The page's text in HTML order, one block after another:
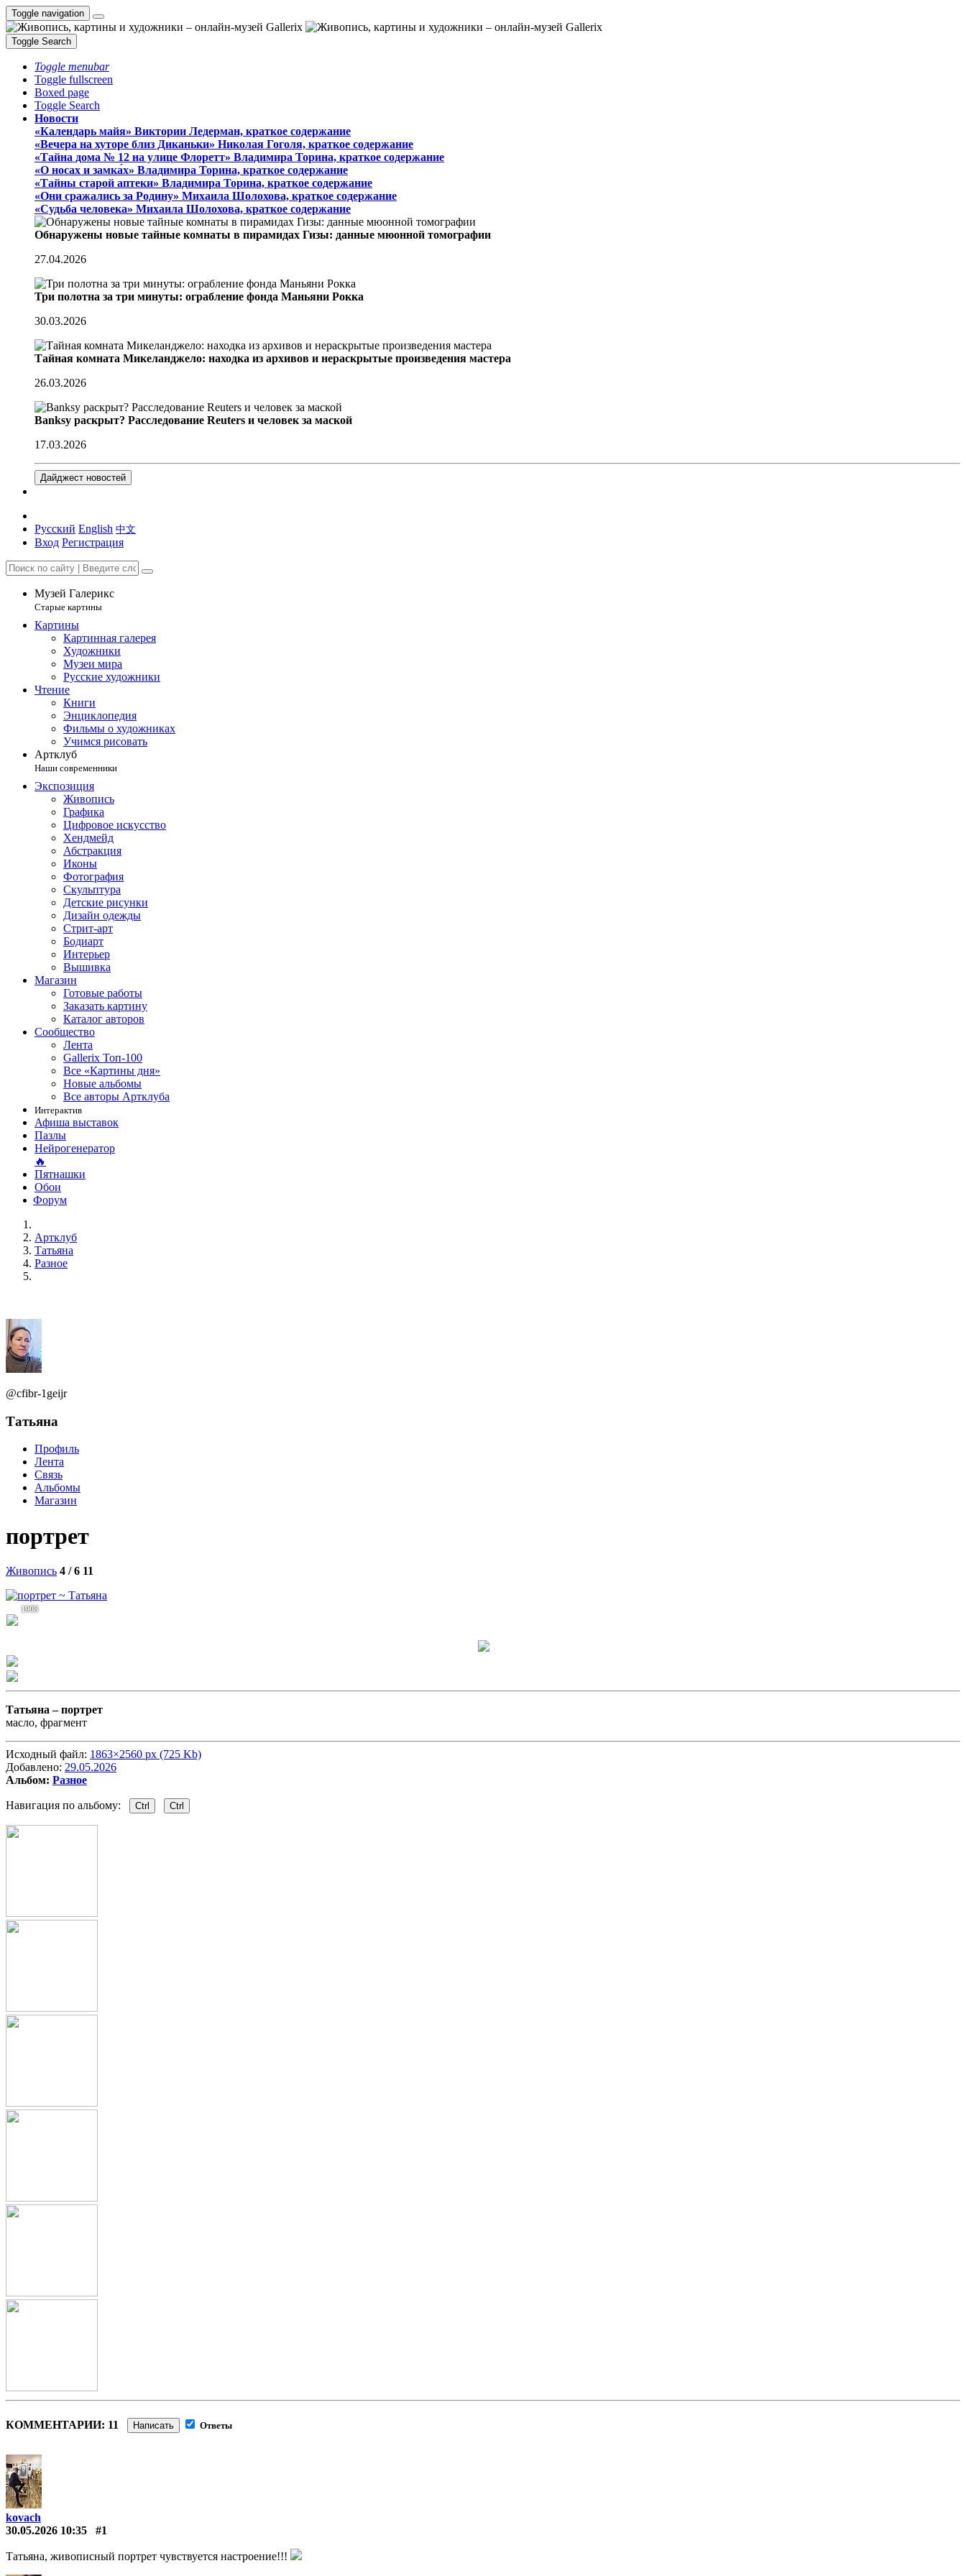
Toggle navigation
Toggle Search
Toggle menubar
Toggle fullscreen
Boxed page
Toggle Search
Новости
«Календарь майя» Виктории Ледерман, краткое содержание
«Вечера на хуторе близ Диканьки» Николая Гоголя, краткое содержание
«Тайна дома № 12 на улице Флоретт» Владимира Торина, краткое содержание
«О носах и замка́х» Владимира Торина, краткое содержание
«Тайны старой аптеки» Владимира Торина, краткое содержание
«Они сражались за Родину» Михаила Шолохова, краткое содержание
«Судьба человека» Михаила Шолохова, краткое содержание
Обнаружены новые тайные комнаты в пирамидах Гизы: данные мюонной томографии
27.04.2026
Три полотна за три минуты: ограбление фонда Маньяни Рокка
30.03.2026
Тайная комната Микеланджело: находка из архивов и нераскрытые произведения мастера
26.03.2026
Banksy раскрыт? Расследование Reuters и человек за маской
17.03.2026
Дайджест новостей
Русский English 中文
Вход Регистрация
Музей Галерикс
Старые картины
Картины
Картинная галерея
Художники
Музеи мира
Русские художники
Чтение
Книги
Энциклопедия
Фильмы о художниках
Учимся рисовать
Артклуб
Наши современники
Экспозиция
Живопись
Графика
Цифровое искусство
Хендмейд
Абстракция
Иконы
Фотография
Скульптура
Детские рисунки
Дизайн одежды
Стрит-арт
Бодиарт
Интерьер
Вышивка
Магазин
Готовые работы
Заказать картину
Каталог авторов
Сообщество
Лента
Gallerix Топ-100
Все «Картины дня»
Новые альбомы
Все авторы Артклуба
Интерактив
Афиша выставок
Пазлы
Нейрогенератор
🔥
Пятнашки
Обои
Форум
Артклуб
Татьяна
Разное
@cfibr-1geijr
Татьяна
Профиль
Лента
Связь
Альбомы
Магазин
портрет
Живопись 4 / 6 11
1908
Татьяна –портрет
масло, фрагмент
Исходный файл: 1863×2560 px (725 Kb)
Добавлено: 29.05.2026
Альбом: Разное
Навигация по альбому: Ctrl Ctrl
КОММЕНТАРИИ: 11 Написать Ответы
kovach
30.05.2026 10:35
#1
Татьяна, живописный портрет чувствуется настроение!!!